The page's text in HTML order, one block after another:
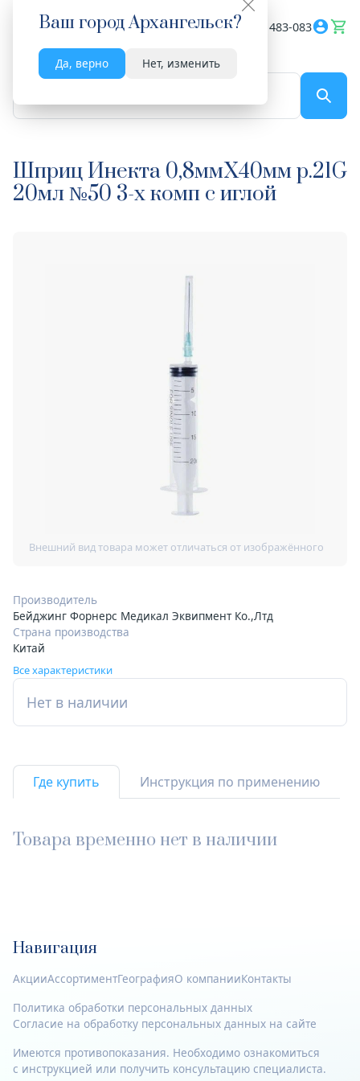
Ваш городАрхангельск?
Да, верно Нет, изменить
Весь сайт 8182 483-083
Шприц Инекта 0,8ммX40мм р.21G
20мл №50 3-х комп с иглой
Производитель
Бейджинг Форнерс Медикал Эквипмент Ко.,Лтд
Страна производства
Китай
Все характеристики
Нет в наличии
Где купить Инструкция по применению
Товара временно нет в наличии
Навигация
АкцииАссортиментГеографияО компанииКонтакты
Политика обработки персональных данных
Согласие на обработку персональных данных на сайте
Имеются противопоказания. Необходимо ознакомиться
с инструкцией или получить консультацию специалиста.